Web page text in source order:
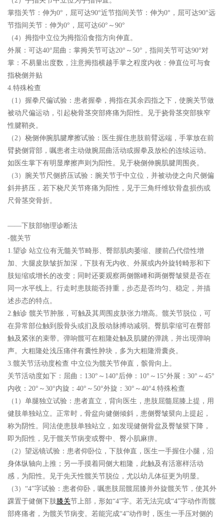
掌指关节：伸为0°，屈可达90°近节指间关节：伸为0°，屈可达90°远
节指间关节：伸为0°，屈可达60°～90°
（4）拇指中立位为拇指沿食指方向伸直。
外展：可达40°屈曲：掌拇关节可达20°～50°，指间关节可达90°对
掌：不易量出度数，注意拇指横越手掌之程度内收：伸直位可与食
指桡侧并贴
4.特殊检查
（1）握拳尺偏试验：患者握拳，拇指在其余四指之下，使腕关节做
被动尺偏运动，引起桡骨茎突部疼痛为阳性。见于挠骨茎突部狭窄
性腱鞘炎。
（2）桡侧伸腕肌腱摩擦试验：医生握住患肢前臂远端，手掌放在前
臂挠侧背部，嘱患者主动做腕屈曲活动或握拳及放松的连续运动。
如医生掌下有明显摩擦声则为阳性。见于桡侧伸腕肌腱周围炎。
（3）腕关节尺侧挤压试验：腕关节于中立位，并被动使之向尺侧偏
斜井挤压，若下桡尺关节疼痛为阳性，见于三角纤维软骨盘损伤或
尺骨茎突骨折。
——下肢部物理诊断法
-髋关节
1.望诊 站立位有无髓关节畸形、臀部肌肉萎缩、腰前凸代偿性增
加、大腿皮肤皱折加深，下肢有无内收、外展或内外旋转畸形和下
肢短缩或增长的改变；同时还要观察两侧髂嵴和两侧臀皱襞是否在
同一水平线上。行走时患肢能否持重，步态是否均匀、稳定，并描
述步态的特点。
2.触诊 髋关节肿胀，可触及其周围皮肤张力增高。髋关节脱位，可
在异常部位触到股骨头或扪及股动脉搏动减弱。臀肌挛缩可在臀部
触及紧张的束带。弹响髋可在粗隆处触及肌腱的弹跳，并出现弹响
声。大粗隆处浅压痛伴有囊性肿块，多为大粗隆滑囊炎。
3.髋关节活动度检查 中立位为髋关节伸直，髌骨向上。
关节活动度如下：屈曲：130°～140°后伸：10°～15°外展：30°～45°
内收：20°～30°内旋：40°～50°外旋：30°～40°4.特殊检查
（1）单腿独立试验：患者直立，背向医生，患肢屈髓屈膝上提，用
健肢单独站立。正常时，骨盆向健侧倾斜，患侧臀皱襞向上提起，
称为阴性。同法使患肢单独站立，如发现健侧骨盆及臀皱襞下降，
即为阳性，见于髋关节病变或臀中、臀小肌麻痹。
（2）望远镜试验：患者仰卧位，下肢伸直，医生一手握住小腿，沿
身体纵轴向上推；另一手摸着同侧大粗隆，此触及有活塞样活动
感，为阳性。见于先天性髋关节脱位，尤以幼儿体征更为明显。
（3）“4”字试验：患者仰卧，嘱患肢屈髋屈膝并外旋髋关节，使其外
踝置于健侧下肢膝关节上部，形如“4”字。若无法完成“4”字动作而髋
部疼痛者，为髋关节病变。若能完成“4”动作时，医生一手压对侧的